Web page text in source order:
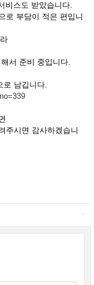
비스도 받았습니다.
로 부담이 적은 편입니
서 준비 중입니다.
로 남깁니다.
주시면 감사하겠습니